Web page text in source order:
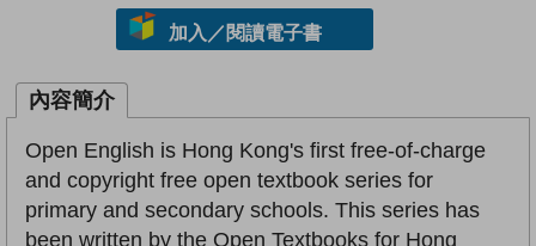
加入／閱讀電子書
內容簡介
Open English is Hong Kong's first free-of-charge
and copyright free open textbook series for
primary and secondary schools. This series has
been written by the Open Textbooks for Hong